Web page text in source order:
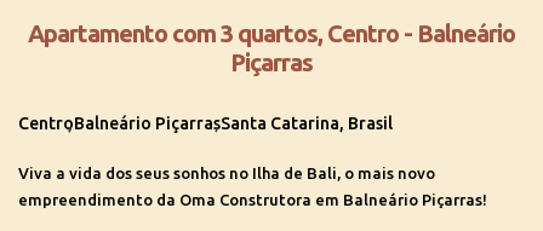
Apartamento com 3 quartos, Centro - Balneário
Piçarras
CentroBalneário PiçarrasSanta Catarina, Brasil
Viva a vida dos seus sonhos no Ilha de Bali, o mais novo
empreendimento da Oma Construtora em Balneário Piçarras!